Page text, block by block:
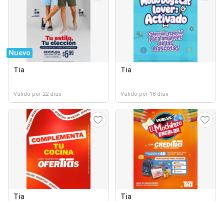
Nuevo
Tia
Válido por 22 días
Tia
Válido por 18 días
Tia Tia